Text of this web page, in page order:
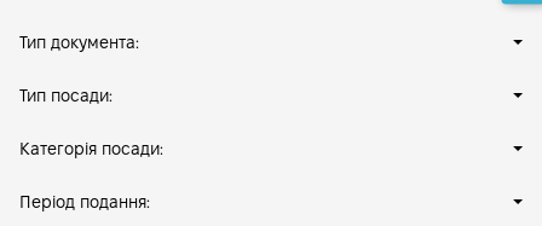
Тип документа:
Тип посади:
Категорія посади:
Період подання: